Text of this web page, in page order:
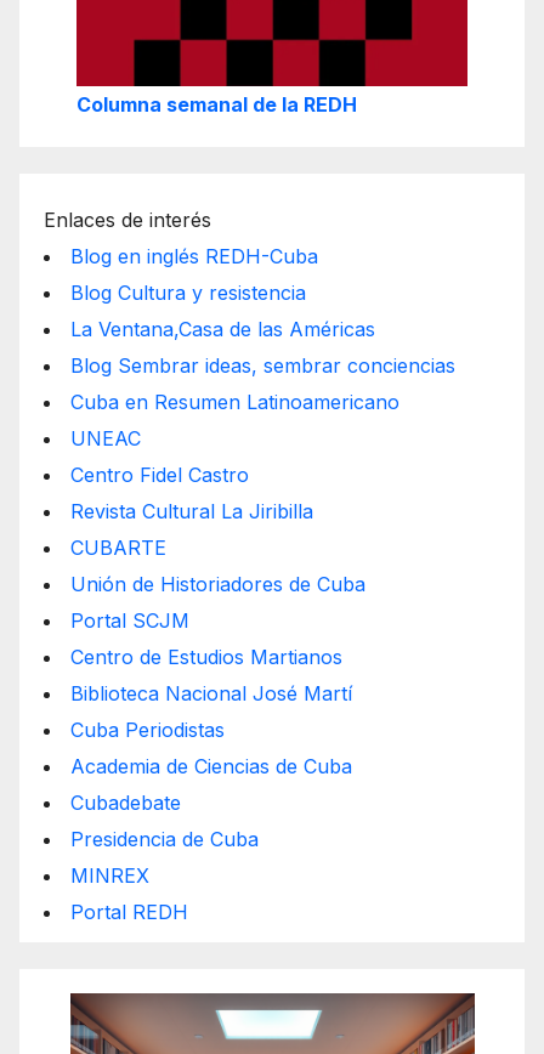
Columna semanal de la REDH
Enlaces de interés
Blog en inglés REDH-Cuba
Blog Cultura y resistencia
La Ventana,Casa de las Américas
Blog Sembrar ideas, sembrar conciencias
Cuba en Resumen Latinoamericano
UNEAC
Centro Fidel Castro
Revista Cultural La Jiribilla
CUBARTE
Unión de Historiadores de Cuba
Portal SCJM
Centro de Estudios Martianos
Biblioteca Nacional José Martí
Cuba Periodistas
Academia de Ciencias de Cuba
Cubadebate
Presidencia de Cuba
MINREX
Portal REDH